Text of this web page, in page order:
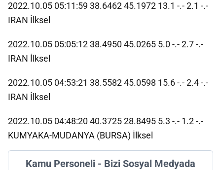
2022.10.05 05:11:59 38.6462 45.1972 13.1 -.- 2.1 -.-
IRAN İlksel
2022.10.05 05:05:12 38.4950 45.0265 5.0 -.- 2.7 -.-
IRAN İlksel
2022.10.05 04:53:21 38.5582 45.0598 15.6 -.- 2.4 -.-
IRAN İlksel
2022.10.05 04:48:20 40.3725 28.8495 5.3 -.- 1.2 -.-
KUMYAKA-MUDANYA (BURSA) İlksel
Kamu Personeli - Bizi Sosyal Medyada